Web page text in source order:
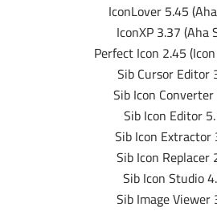
IconLover 5.45
IconXP 3.37 (Aha
Perfect Icon 2.45
Sib Cursor Editor
Sib Icon
Sib Icon Editor
Sib Icon Extractor
Sib Icon Replacer
Sib Icon Studio
Sib Image Viewer